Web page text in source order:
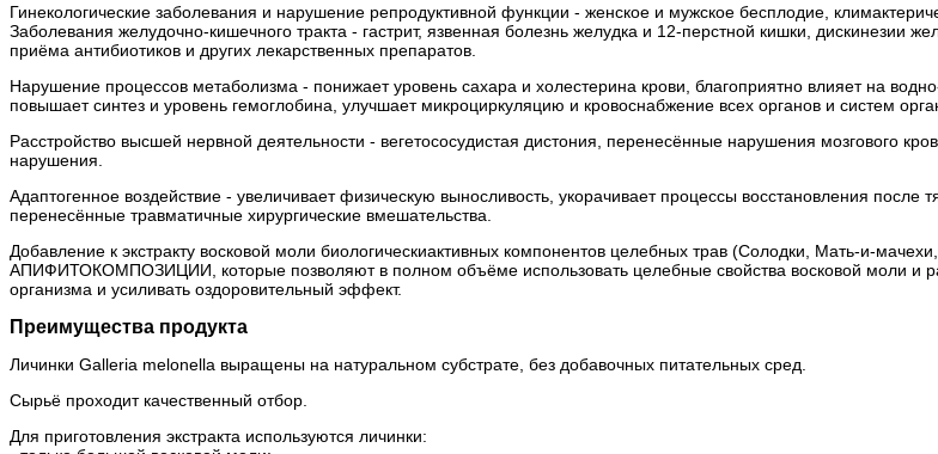
Гинекологические заболевания и нарушение репродуктивной функции - женское и мужское бесплодие,
Заболевания желудочно-кишечного тракта - гастрит, язвенная болезнь желудка и 12-перстной кишки, дискинезии
приёма антибиотиков и других лекарственных препаратов.
Нарушение процессов метаболизма - понижает уровень сахара и холестерина крови, благоприятно влияет на
повышает синтез и уровень гемоглобина, улучшает микроциркуляцию и кровоснабжение всех органов и систем
Расстройство высшей нервной деятельности - вегетососудистая дистония, перенесённые нарушения мозгового
нарушения.
Адаптогенное воздействие - увеличивает физическую выносливость, укорачивает процессы восстановления
перенесённые травматичные хирургические вмешательства.
Добавление к экстракту восковой моли биологическиактивных компонентов целебных трав (Солодки, Мать-и-
АПИФИТОКОМПОЗИЦИИ, которые позволяют в полном объёме использовать целебные свойства восковой моли и
организма и усиливать оздоровительный эффект.
Преимущества продукта
Личинки Galleria melonella выращены на натуральном субстрате, без добавочных питательных сред.
Сырьё проходит качественный отбор.
Для приготовления экстракта используются личинки: